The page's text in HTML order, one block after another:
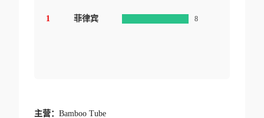
1 菲律宾 8
主营： Bamboo Tube